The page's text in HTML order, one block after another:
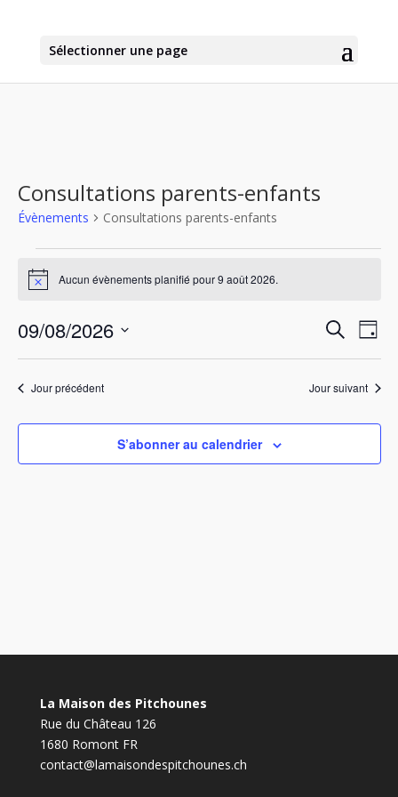
Sélectionner une page
Consultations parents-enfants
Évènements Consultations parents-enfants
Évènements
for
août
2026
Notice Aucun évènements planifié pour 9 août 2026.
et
de
vues
Recherche
de
Jour
09/08/2026
date.Jour précédent Jour suivant
S’abonner au calendrier
La Maison des Pitchounes
Rue du Château 126
1680 Romont FR
contact@lamaisondespitchounes.ch